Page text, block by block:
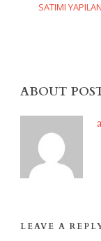
SATIMI
ABOUT
LEAVE A